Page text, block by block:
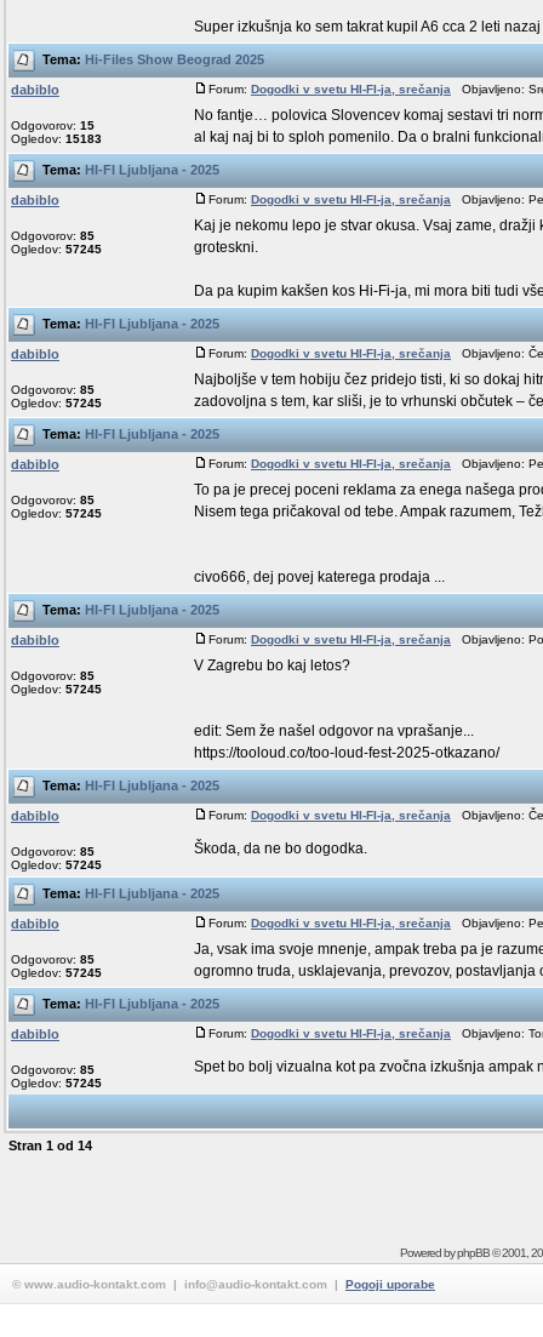
Super izkušnja ko sem takrat kupil A6 cca 2 leti
Tema: Hi-Files Show Beograd 2025
dabiblo
Odgovorov: 15
Ogledov: 15183
Forum: Dogodki v svetu HI-FI-ja, srečanja Objavljeno:
No fantje… polovica Slovencev komaj sestavi tri
al kaj naj bi to sploh pomenilo. Da o bralni
Tema: HI-FI Ljubljana - 2025
dabiblo
Odgovorov: 85
Ogledov: 57245
Forum: Dogodki v svetu HI-FI-ja, srečanja Objavljeno:
Kaj je nekomu lepo je stvar okusa. Vsaj zame,
groteskni.
Da pa kupim kakšen kos Hi-Fi-ja, mi mora biti tudi
Tema: HI-FI Ljubljana - 2025
dabiblo
Odgovorov: 85
Ogledov: 57245
Forum: Dogodki v svetu HI-FI-ja, srečanja Objavljeno:
Najboljše v tem hobiju čez pridejo tisti, ki so dokaj
zadovoljna s tem, kar sliši, je to vrhunski občutek –
Tema: HI-FI Ljubljana - 2025
dabiblo
Odgovorov: 85
Ogledov: 57245
Forum: Dogodki v svetu HI-FI-ja, srečanja Objavljeno:
To pa je precej poceni reklama za enega našega
Nisem tega pričakoval od tebe. Ampak razumem,
civo666, dej povej katerega prodaja ...
Tema: HI-FI Ljubljana - 2025
dabiblo
Odgovorov: 85
Ogledov: 57245
Forum: Dogodki v svetu HI-FI-ja, srečanja Objavljeno:
V Zagrebu bo kaj letos?
edit: Sem že našel odgovor na vprašanje...
https://tooloud.co/too-loud-fest-2025-otkazano/
Tema: HI-FI Ljubljana - 2025
dabiblo
Odgovorov: 85
Ogledov: 57245
Forum: Dogodki v svetu HI-FI-ja, srečanja Objavljeno:
Škoda, da ne bo dogodka.
Tema: HI-FI Ljubljana - 2025
dabiblo
Odgovorov: 85
Ogledov: 57245
Forum: Dogodki v svetu HI-FI-ja, srečanja Objavljeno:
Ja, vsak ima svoje mnenje, ampak treba pa je
ogromno truda, usklajevanja, prevozov,
Tema: HI-FI Ljubljana - 2025
dabiblo
Odgovorov: 85
Ogledov: 57245
Forum: Dogodki v svetu HI-FI-ja, srečanja Objavljeno:
Spet bo bolj vizualna kot pa zvočna izkušnja ampak
Stran 1 od 14
Powered byphpBB© 2001,
© www.audio-kontakt.com | info@audio-kontakt.com | Pogoji uporabe